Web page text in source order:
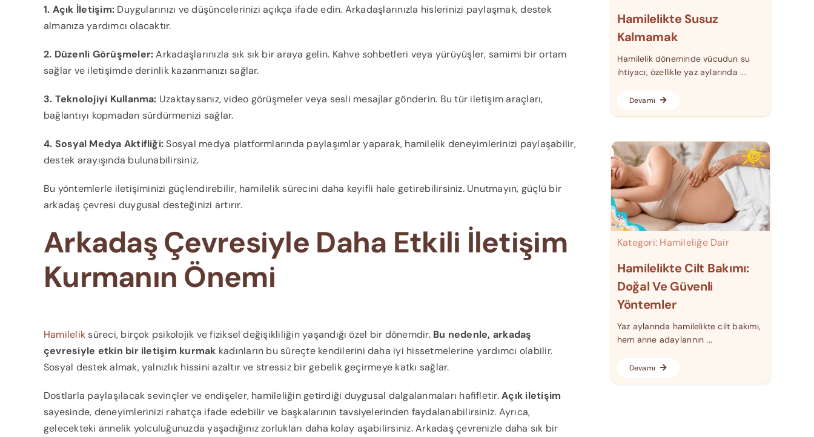
1. Açık İletişim: Duygularınızı ve düşüncelerinizi açıkça ifade edin. Arkadaşlarınızla hislerinizi paylaşmak, destek
almanıza yardımcı olacaktır.
2. Düzenli Görüşmeler:Arkadaşlarınızla sık sık bir araya gelin. Kahve sohbetleri veya yürüyüşler, samimi bir ortam
sağlar ve iletişimde derinlik kazanmanızı sağlar.
3. Teknolojiyi Kullanma: Uzaktaysanız, video görüşmeler veya sesli mesajlar gönderin. Bu tür iletişim araçları,
bağlantıyı kopmadan sürdürmenizi sağlar.
4. Sosyal Medya Aktifliği:Sosyal medya platformlarında paylaşımlar yaparak, hamilelik deneyimlerinizi paylaşabilir,
destek arayışında bulunabilirsiniz.
Bu yöntemlerle iletişiminizi güçlendirebilir, hamilelik sürecini daha keyifli hale getirebilirsiniz. Unutmayın, güçlü bir
arkadaş çevresi duygusal desteğinizi artırır.
Arkadaş Çevresiyle Daha Etkili İletişim
Kurmanın Önemi
Hamileliksüreci, birçok psikolojik ve fiziksel değişikliliğin yaşandığı özel bir dönemdir. Bu nedenle, arkadaş
çevresiyle etkin bir iletişim kurmak kadınların bu süreçte kendilerini daha iyi hissetmelerine yardımcı olabilir.
Sosyal destek almak, yalnızlık hissini azaltır ve stressiz bir gebelik geçirmeye katkı sağlar.
Dostlarla paylaşılacak sevinçler ve endişeler, hamileliğin getirdiği duygusal dalgalanmaları hafifletir.Açık iletişim
sayesinde, deneyimlerinizi rahatça ifade edebilir ve başkalarının tavsiyelerinden faydalanabilirsiniz. Ayrıca,
gelecekteki annelik yolculuğunuzda yaşadığınız zorlukları daha kolay aşabilirsiniz. Arkadaş çevrenizle daha sık bir
Hamilelikte Susuz
Kalmamak
Hamilelik döneminde vücudun su
ihtiyacı, özellikle yaz aylarında ...
Devamı
Kategori: Hamileliğe Dair
Hamilelikte Cilt Bakımı:
Doğal Ve Güvenli
Yöntemler
Yaz aylarında hamilelikte cilt bakımı,
hem anne adaylarının ...
Devamı